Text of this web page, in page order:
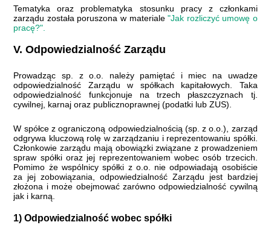
Tematyka oraz problematyka stosunku pracy z członkami
zarządu została poruszona w materiale"Jak rozliczyć umowę o
pracę?".
V. Odpowiedzialność Zarządu
Prowadząc sp. z o.o. należy pamiętać i miec na uwadze
odpowiedzialność Zarządu w spółkach kapitałowych. Taka
odpowiedzialność funkcjonuje na trzech płaszczyznach tj.
cywilnej, karnaj oraz publicznoprawnej (podatki lub ZUS).
W spółce z ograniczoną odpowiedzialnością (sp. z o.o.), zarząd
odgrywa kluczową rolę w zarządzaniu i reprezentowaniu spółki.
Członkowie zarządu mają obowiązki związane z prowadzeniem
spraw spółki oraz jej reprezentowaniem wobec osób trzecich.
Pomimo że wspólnicy spółki z o.o. nie odpowiadają osobiście
za jej zobowiązania, odpowiedzialność Zarządu jest bardziej
złożona i może obejmować zarówno odpowiedzialność cywilną
jak i karną.
1) Odpowiedzialność wobec spółki